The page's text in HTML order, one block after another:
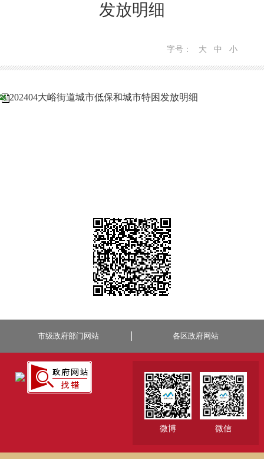
发放明细
字号： 大 中 小
202404大峪街道城市低保和城市特困发放明细
市级政府部门网站 各区政府网站
微博 微信